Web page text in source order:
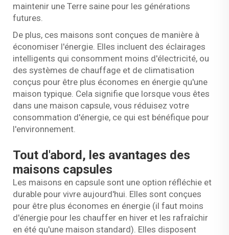
maintenir une Terre saine pour les générations
futures.
De plus, ces maisons sont conçues de manière à
économiser l'énergie. Elles incluent des éclairages
intelligents qui consomment moins d'électricité, ou
des systèmes de chauffage et de climatisation
conçus pour être plus économes en énergie qu'une
maison typique. Cela signifie que lorsque vous êtes
dans une maison capsule, vous réduisez votre
consommation d'énergie, ce qui est bénéfique pour
l'environnement.
Tout d'abord, les avantages des
maisons capsules
Les maisons en capsule sont une option réfléchie et
durable pour vivre aujourd'hui. Elles sont conçues
pour être plus économes en énergie (il faut moins
d'énergie pour les chauffer en hiver et les rafraîchir
en été qu'une maison standard). Elles disposent